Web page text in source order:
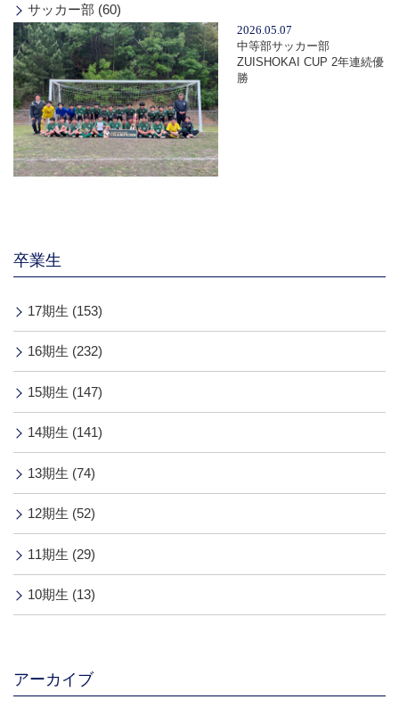
サッカー部 (60)
2026.05.07
中等部サッカー部
ZUISHOKAI CUP 2年連続優
勝
卒業生
17期生 (153)
16期生 (232)
15期生 (147)
14期生 (141)
13期生 (74)
12期生 (52)
11期生 (29)
10期生 (13)
アーカイブ